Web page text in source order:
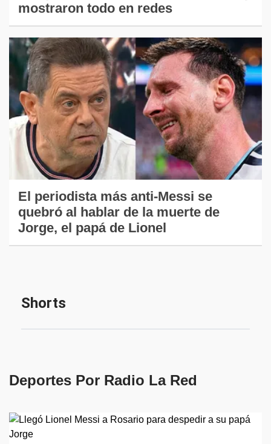
mostraron todo en redes
El periodista más anti-Messi se
quebró al hablar de la muerte de
Jorge, el papá de Lionel
Deportes Por Radio La Red